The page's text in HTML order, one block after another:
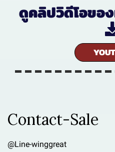
ดูคลิปวิดีโอของ
Contact-Sale
@Line-winggreat